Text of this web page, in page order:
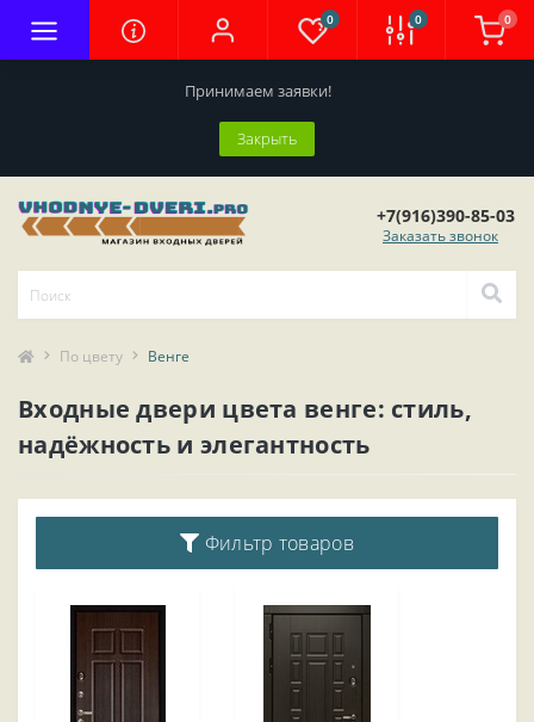
Принимаем заявки!
Закрыть
0 0 0
+7(916)390-85-03
Заказать звонок
По цвету Венге
Входные двери цвета венге: стиль,
надёжность и элегантность
Фильтр товаров